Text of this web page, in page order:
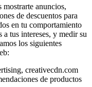
mostrarte anuncios,
de descuentos para
en tu comportamiento
tus intereses, y medir su
los siguientes
creativecdn.com
de productos